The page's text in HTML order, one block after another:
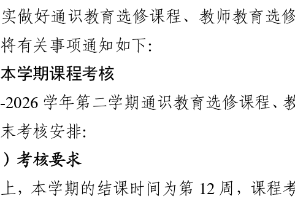
实做好通识教育选修课程、 教师教育选
将有关事项通知如下：
本学期课程考核
-2026 学年第二学期通识教育选修课程、
末考核安排：
） 考核要求
上，本学期的结课时间 为第 1 2 周 ，课程